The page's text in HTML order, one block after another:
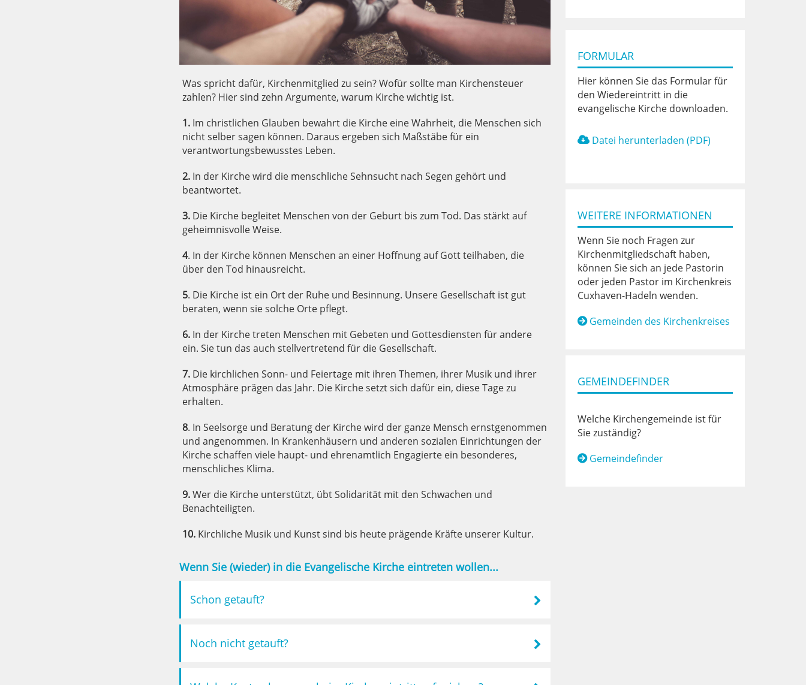
Was spricht dafür, Kirchenmitglied zu sein? Wofür sollte man Kirchensteuer
zahlen? Hier sind zehn Argumente, warum Kirche wichtig ist.
1.Im christlichen Glauben bewahrt die Kirche eine Wahrheit, die Menschen sich
nicht selber sagen können. Daraus ergeben sich Maßstäbe für ein
verantwortungsbewusstes Leben.
2. In der Kirche wird die menschliche Sehnsucht nach Segen gehört und
beantwortet.
3.Die Kirche begleitet Menschen von der Geburt bis zum Tod. Das stärkt auf
geheimnisvolle Weise.
4. In der Kirche können Menschen an einer Hoffnung auf Gott teilhaben, die
über den Tod hinausreicht.
5. Die Kirche ist ein Ort der Ruhe und Besinnung. Unsere Gesellschaft ist gut
beraten, wenn sie solche Orte pflegt.
6.In der Kirche treten Menschen mit Gebeten und Gottesdiensten für andere
ein. Sie tun das auch stellvertretend für die Gesellschaft.
7.Die kirchlichen Sonn- und Feiertage mit ihren Themen, ihrer Musik und ihrer
Atmosphäre prägen das Jahr. Die Kirche setzt sich dafür ein, diese Tage zu
erhalten.
8. In Seelsorge und Beratung der Kirche wird der ganze Mensch ernstgenommen
und angenommen. In Krankenhäusern und anderen sozialen Einrichtungen der
Kirche schaffen viele haupt- und ehrenamtlich Engagierte ein besonderes,
menschliches Klima.
9.Wer die Kirche unterstützt, übt Solidarität mit den Schwachen und
Benachteiligten.
10.Kirchliche Musik und Kunst sind bis heute prägende Kräfte unserer Kultur.
Wenn Sie (wieder) in die Evangelische Kirche eintreten wollen...
Schon getauft?
Noch nicht getauft?
FORMULAR
Hier können Sie das Formular für
den Wiedereintritt in die
evangelische Kirche downloaden.
Datei herunterladen (PDF)
WEITERE INFORMATIONEN
Wenn Sie noch Fragen zur
Kirchenmitgliedschaft haben,
können Sie sich an jede Pastorin
oder jeden Pastor im Kirchenkreis
Cuxhaven-Hadeln wenden.
Gemeinden des Kirchenkreises
GEMEINDEFINDER
Welche Kirchengemeinde ist für
Sie zuständig?
Gemeindefinder